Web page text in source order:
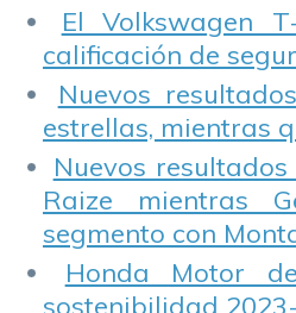
El Volkswagen
calificación de
Nuevos
estrellas, mientras
Nuevos
Raize mientras
segmento con
Honda Motor
sostenibilidad